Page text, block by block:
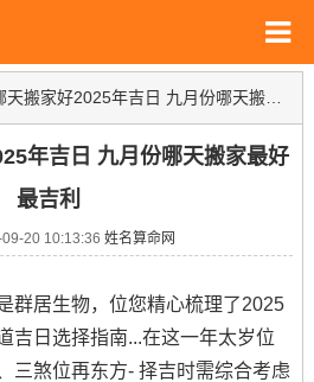
搬家好2025年吉日 九月份哪天搬家最好最吉利
年吉日 九月份哪天搬家最好
最吉利
20 10:13:36 姓名算命网
群居生物，位您精心梳理了2025
吉日选择指南...在这一年太岁位
三煞位再东方- 择吉时需综合考虑